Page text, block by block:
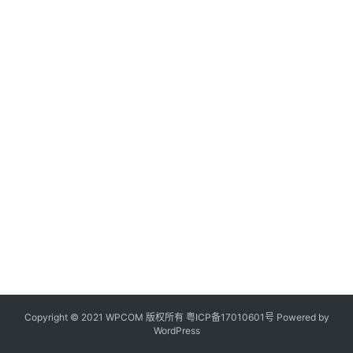
Copyright © 2021 WPCOM 版权所有 粤ICP备17010601号 Powered by
WordPress